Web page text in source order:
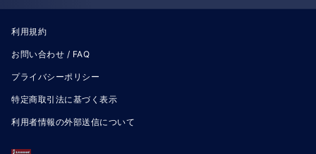
利用規約
お問い合わせ / FAQ
プライバシーポリシー
特定商取引法に基づく表示
利用者情報の外部送信について